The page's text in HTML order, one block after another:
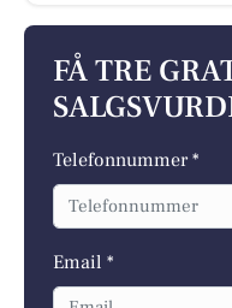
FÅ TRE
Telefonnummer *
Email *